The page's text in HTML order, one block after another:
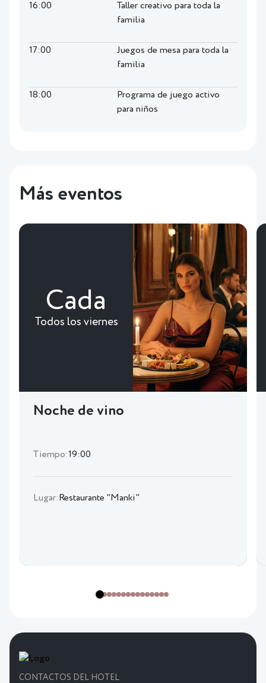
16:00
Taller creativo para toda la
familia
17:00
Juegos de mesa para toda la
familia
18:00
Programa de juego activo
para niños
Más eventos
Cada
Todos los viernes
Noche de vino
Tiempo:19:00
Lugar:Restaurante "Manki"
CONTACTOS DEL HOTEL